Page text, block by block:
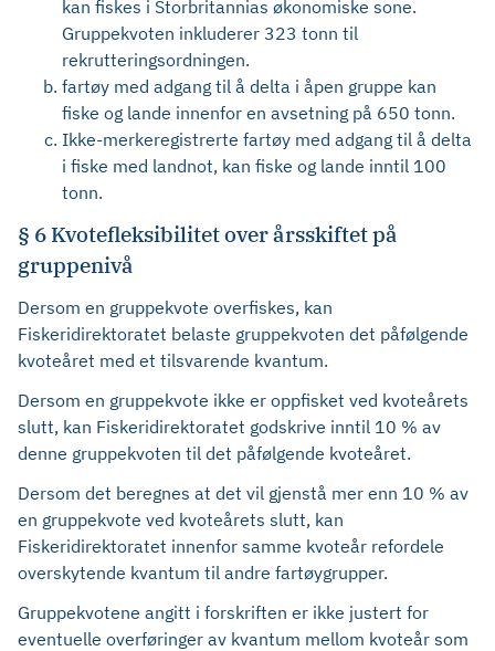
kan fiskes i Storbritannias økonomiske sone.
Gruppekvoten inkluderer 323 tonn til
rekrutteringsordningen.
fartøy med adgang til å delta i åpen gruppe kan
fiske og lande innenfor en avsetning på 650 tonn.
Ikke-merkeregistrerte fartøy med adgang til å delta
i fiske med landnot, kan fiske og lande inntil 100
tonn.
§ 6 Kvotefleksibilitet over årsskiftet på
gruppenivå
Dersom en gruppekvote overfiskes, kan
Fiskeridirektoratet belaste gruppekvoten det påfølgende
kvoteåret med et tilsvarende kvantum.
Dersom en gruppekvote ikke er oppfisket ved kvoteårets
slutt, kan Fiskeridirektoratet godskrive inntil 10 % av
denne gruppekvoten til det påfølgende kvoteåret.
Dersom det beregnes at det vil gjenstå mer enn 10 % av
en gruppekvote ved kvoteårets slutt, kan
Fiskeridirektoratet innenfor samme kvoteår refordele
overskytende kvantum til andre fartøygrupper.
Gruppekvotene angitt i forskriften er ikke justert for
eventuelle overføringer av kvantum mellom kvoteår som